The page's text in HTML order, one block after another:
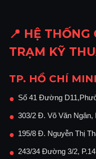
📍 HỆ
TRẠM KỸ
TP. HỒ CHÍ
● Số 41 Đường
● 303/2 Đ. Võ Văn Ngân,
● 195/8 Đ. Nguyễn Thị
● 243/34 Đường 3/2,